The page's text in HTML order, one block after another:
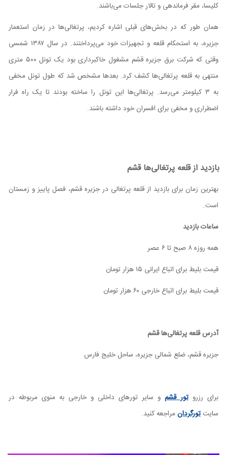
کلیسا، مقر فرماندهی و تالار جلسات می‌باشند.
همان‌ طور که در بخش‌های قبلی اشاره کردیم، پرتغالی‌ها در زمان استعمار
جزیره، به استحکام قلعه و تجهیزات خود می‌پرداختند. در سال ۱۳۸۷ شمسی
وقتی که شرکت برق جزیره قشم مشغول خاکبرداری بود یک تونل ۵۰۰ متری
منتهی به قلعه پرتغالی‌ها کشف کرد. بعدها مشخص شد که طول تونل مخفی
به ۳ کیلومتر می‌رسد. پرتغالی‌ها این تونل را ساخته بودند تا یک راه فرار
اضطراری و مخفی برای افسران خود داشته باشند.
بازدید از قلعه پرتغالی‌ها قشم
بهترین زمان برای بازدید از قلعه پرتغالی در جزیره قشم، فصل پاییز و زمستان
است.
ساعات بازدید
همه روزه ۸ صبح تا ۶ عصر
قیمت بلیط برای اتباع ایرانی ۱۵ هزار تومان
قیمت بلیط برای اتباع خارجی ۶۰ هزار تومان
آدرس قلعه پرتغالی‌ها قشم
جزیره قشم، ضلع شمالی جزیره، ساحل خلیج فارس
برای رزروتور قشم و سایر تورهای داخلی و خارجی به منوی مربوطه در
سایتتورگردانمراجعه کنید.